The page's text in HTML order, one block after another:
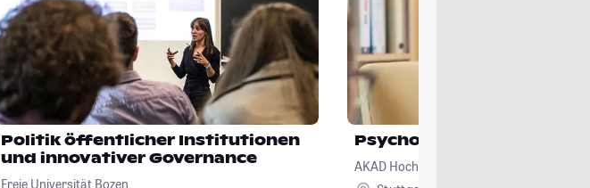
Politik öffentlicher Institutionen
und innovativer Governance
Freie Universität Bozen
Psychologie
AKAD Hochschule Stuttgart - staatlich